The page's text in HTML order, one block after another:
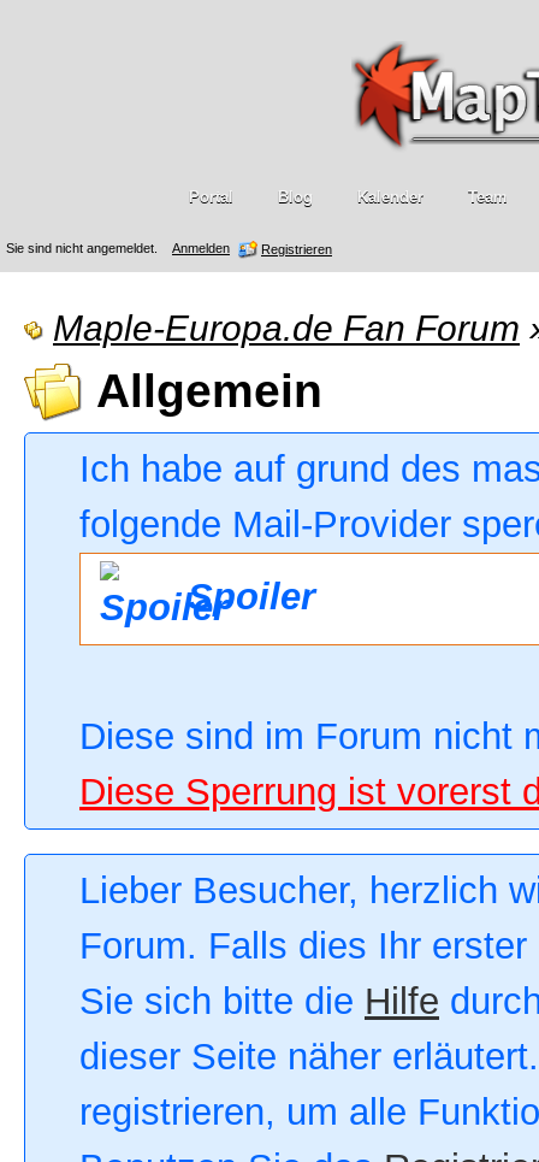
Sie sind nicht angemeldet. Anmelden Registrieren
Portal Blog Kalender Team
Maple-Europa.de Fan Forum
Allgemein
Ich habe auf grund des
folgende Mail-Provider
Spoiler
Diese sind im Forum nicht
Diese Sperrung ist vorerst
Lieber Besucher, herzlich
Forum. Falls dies Ihr
Sie sich bitte die Hilfe
dieser Seite näher
registrieren, um alle